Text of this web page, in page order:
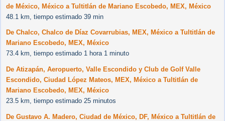
de México, México a Tultitlán de Mariano Escobedo, MEX, México
48.1 km, tiempo estimado 39 min
De Chalco, Chalco de Díaz Covarrubias, MEX, México a Tultitlán de
Mariano Escobedo, MEX, México
73.4 km, tiempo estimado 1 hora 1 minuto
De Atizapán, Aeropuerto, Valle Escondido y Club de Golf Valle
Escondido, Ciudad López Mateos, MEX, México a Tultitlán de
Mariano Escobedo, MEX, México
23.5 km, tiempo estimado 25 minutos
De Gustavo A. Madero, Ciudad de México, DF, México a Tultitlán de